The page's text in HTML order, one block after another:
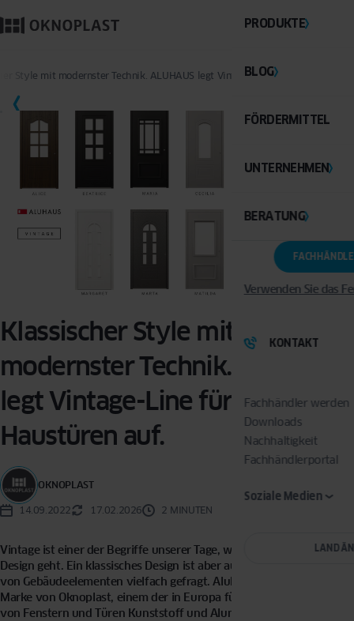
PRODUKTE
BLOG
FÖRDERMITTEL
UNTERNEHMEN
BERATUNG
Verwenden Sie das
KONTAKT
Fachhändler werden
Downloads
Nachhaltigkeit
Fachhändlerportal
Soziale Medien
LAND
Style mit modernster Technik. ALUHAUS legt Vintage-Line für Haustüren auf.
Klassischer Style mit
modernster Technik. ALUHAUS
legt Vintage-Line für
Haustüren auf.
OKNOPLAST
14.09.2022 17.02.2026 2 MINUTEN
Vintage ist einer der Begriffe unserer Tage, wenn es um Mode und
Design geht. Ein klassisches Design ist aber auch bei der Gestaltung
von Gebäudeelementen vielfach gefragt. Aluhaus, die Aluminium-
Marke von Oknoplast, einem der in Europa führenden Hersteller
von Fenstern und Türen Kunststoff und Aluminium, erweitert das